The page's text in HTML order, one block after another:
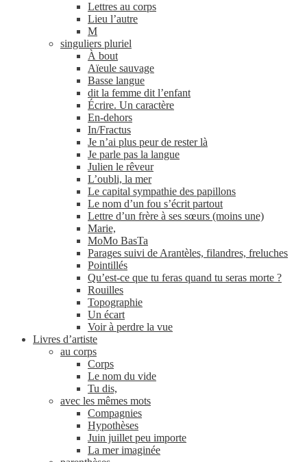
Lettres au corps
Lieu l’autre
M
singuliers pluriel
À bout
Aïeule sauvage
Basse langue
dit la femme dit l’enfant
Écrire. Un caractère
En-​dehors
In/​Fractus
Je n’ai plus peur de rester là
Je parle pas la langue
Julien le rêveur
L’oubli, la mer
Le capital sympathie des papillons
Le nom d’un fou s’écrit partout
Lettre d’un frère à ses sœurs (moins une)
Marie,
MoMo BasTa
Parages suivi de Arantèles, filandres, freluches
Pointillés
Qu’est-ce que tu feras quand tu seras morte ?
Rouilles
Topographie
Un écart
Voir à perdre la vue
Livres d’artiste
au corps
Corps
Le nom du vide
Tu dis,
avec les mêmes mots
Compagnies
Hypothèses
Juin juillet peu importe
La mer imaginée